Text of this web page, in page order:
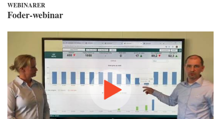
WEBINARER
Foder-webinar